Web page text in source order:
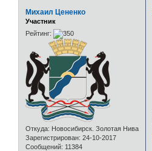
Михаил Цененко
Участник
Рейтинг:
Откуда: Новосибирск. Золотая Нива
Зарегистрирован: 24-10-2017
Сообщений: 11384